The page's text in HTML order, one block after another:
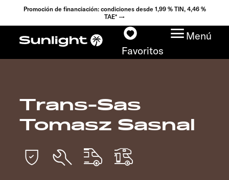
Promoción de financiación: condiciones desde 1,99 % TIN, 4,46 %
TAE* →
Favoritos
Menú
Modelos
Configurador
Encuentra tu Sunlight
Trans-Sas
Tomasz Sasnal